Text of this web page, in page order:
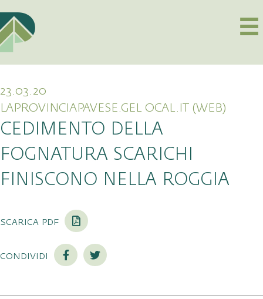
23.03.20
LAPROVINCIAPAVESE.GEL OCAL.IT (WEB)
CEDIMENTO DELLA
FOGNATURA SCARICHI
FINISCONO NELLA ROGGIA
scarica pdf
condividi